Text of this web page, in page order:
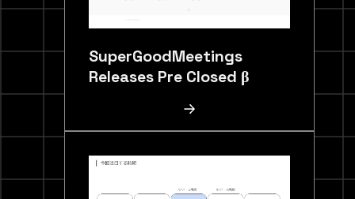
SuperGoodMeetings
Releases Pre Closed β